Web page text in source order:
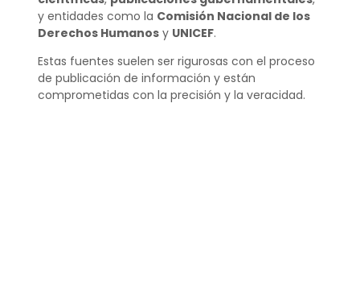
y entidades como la Comisión Nacional de los
Derechos Humanosy UNICEF.
Estas fuentes suelen ser rigurosas con el proceso
de publicación de información y están
comprometidas con la precisión y la veracidad.